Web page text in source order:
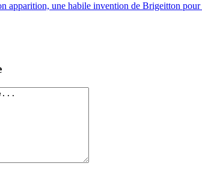
apparition, une habile invention de Brigeitton